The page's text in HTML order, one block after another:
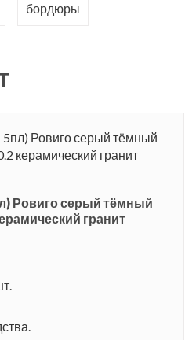
покой и надежность.
городе датируются еще 9
Родиго. В городе имеются
- Академия Конкорди (1580
а также замки, башни,
были известные люди, такие как
Бонато. Для туристов
бордюры
Ровиго серый тёмный
гранит